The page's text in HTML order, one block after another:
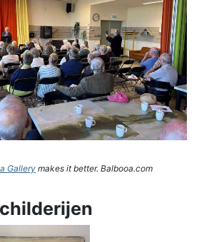
Gallery makes it better. Balbooa.com